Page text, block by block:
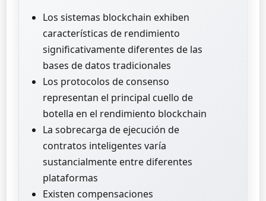
Los sistemas blockchain exhiben
características de rendimiento
significativamente diferentes de las
bases de datos tradicionales
Los protocolos de consenso
representan el principal cuello de
botella en el rendimiento blockchain
La sobrecarga de ejecución de
contratos inteligentes varía
sustancialmente entre diferentes
plataformas
Existen compensaciones